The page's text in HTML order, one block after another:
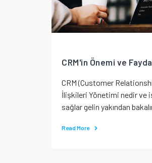
CRM'in Önemi ve
CRM (Customer
İlişkileri Yönetimi nedir ve
sağlar gelin yakından
Read More